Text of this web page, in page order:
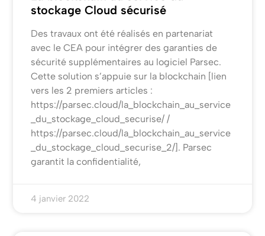
stockage Cloud sécurisé
Des travaux ont été réalisés en partenariat
avec le CEA pour intégrer des garanties de
sécurité supplémentaires au logiciel Parsec.
Cette solution s’appuie sur la blockchain [lien
vers les 2 premiers articles :
https://parsec.cloud/la_blockchain_au_service
_du_stockage_cloud_securise/ /
https://parsec.cloud/la_blockchain_au_service
_du_stockage_cloud_securise_2/]. Parsec
garantit la confidentialité,
4 janvier 2022